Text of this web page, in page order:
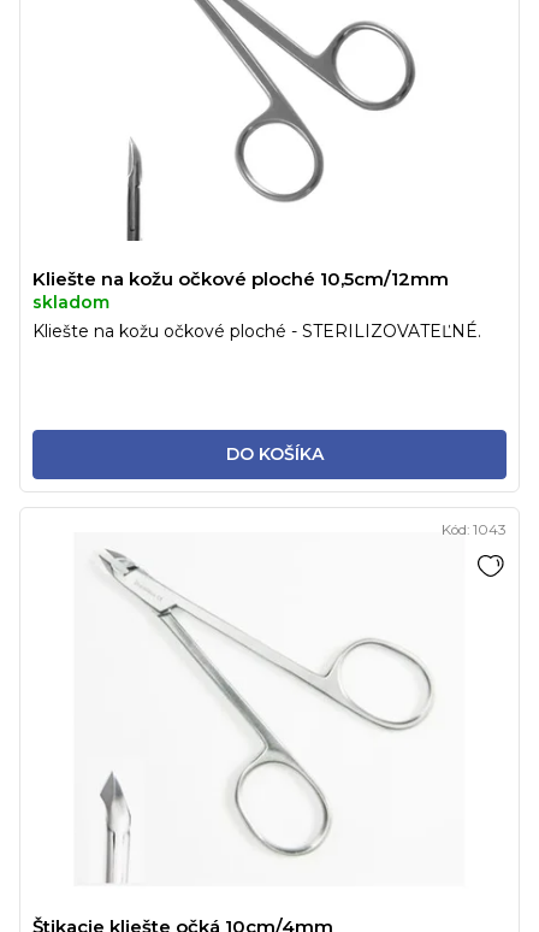
Kliešte na kožu očkové ploché 10,5cm/12mm
skladom
DO KOŠÍKA
Kliešte na kožu očkové ploché - STERILIZOVATEĽNÉ.
Štikacie kliešte očká 10cm/4mm
Kód: 1043